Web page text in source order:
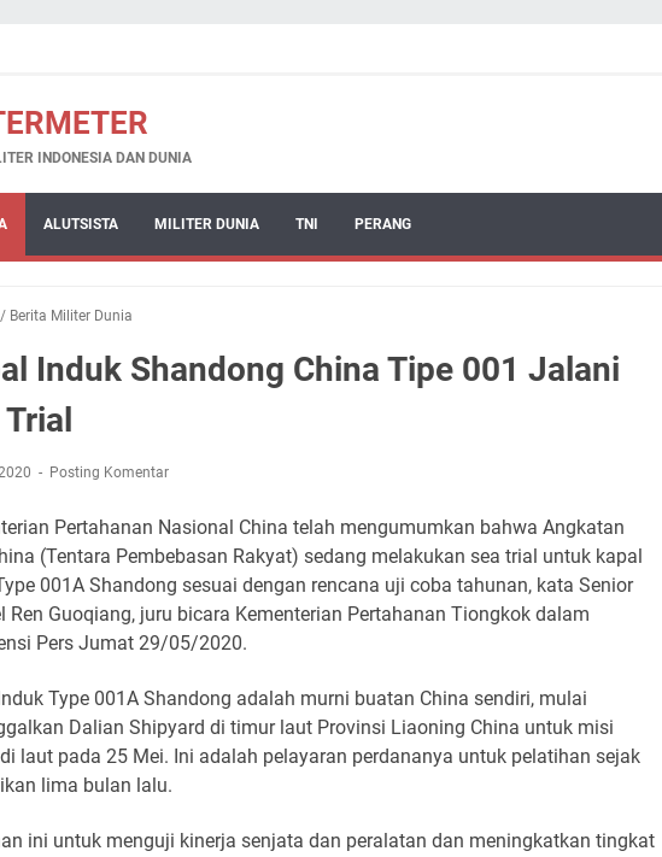
INDONESIA DAN DUNIA
ALUTSISTA MILITER DUNIA TNI PERANG
/ Berita Militer Dunia
Induk Shandong China Tipe 001 Jalani
Trial
Posting Komentar
Pertahanan Nasional China telah mengumumkan bahwa Angkatan
(Tentara Pembebasan Rakyat) sedang melakukan sea trial untuk kapal
001A Shandong sesuai dengan rencana uji coba tahunan, kata Senior
Ren Guoqiang, juru bicara Kementerian Pertahanan Tiongkok dalam
Pers Jumat 29/05/2020.
Type 001A Shandong adalah murni buatan China sendiri, mulai
Dalian Shipyard di timur laut Provinsi Liaoning China untuk misi
laut pada 25 Mei. Ini adalah pelayaran perdananya untuk pelatihan sejak
lima bulan lalu.
ini untuk menguji kinerja senjata dan peralatan dan meningkatkan tingkat